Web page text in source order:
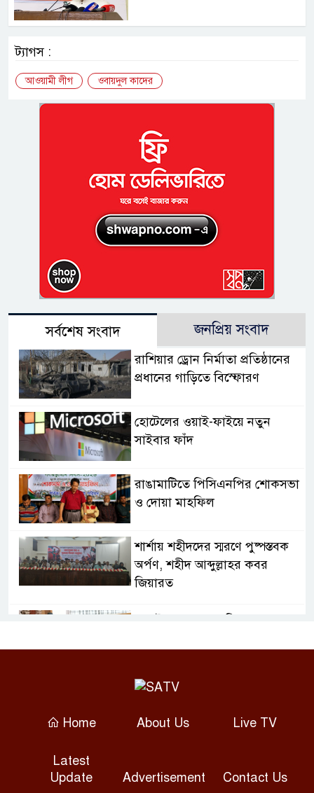
ট্যাগস :
আওয়ামী লীগ ওবায়দুল কাদের
সর্বশেষ সংবাদ জনপ্রিয় সংবাদ
রাশিয়ার ড্রোন নির্মাতা প্রতিষ্ঠানের
প্রধানের গাড়িতে বিস্ফোরণ
হোটেলের ওয়াই-ফাইয়ে নতুন
সাইবার ফাঁদ
রাঙামাটিতে পিসিএনপির শোকসভা
ও দোয়া মাহফিল
শার্শায় শহীদদের স্মরণে পুষ্পস্তবক
অর্পণ, শহীদ আব্দুল্লাহর কবর
জিয়ারত
গ্যাস সংকটে বিপর্যস্ত প্লাস্টিক ও
দিয়ে ভারত দ্বিমুখী নীতি দেখাচ্ছে:
Home About Us Live TV
Latest
Update
Advertisement Contact Us